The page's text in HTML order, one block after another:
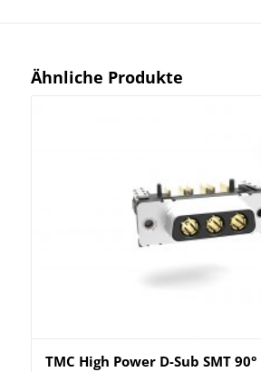
Ähnliche Produkte
TMC High Power D-Sub SMT 90°